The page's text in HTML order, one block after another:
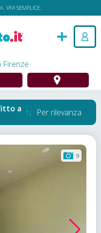
VIVI SEMPLICE.
Firenze
a Per rilevanza
9